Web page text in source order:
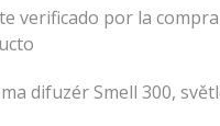
verificado por la
difuzér Smell 300,